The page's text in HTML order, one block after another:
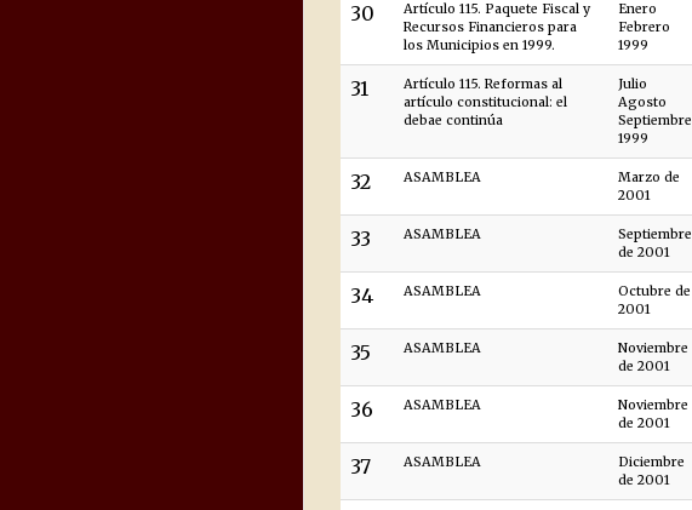
30
Artículo 115. Paquete Fiscal y
Recursos Financieros para
los Municipios en 1999.
Enero
Febrero
1999
31
Artículo 115. Reformas al
artículo constitucional: el
debae continúa
Julio
Agosto
Septiembre
1999
32 ASAMBLEA
Marzo de
2001
33 ASAMBLEA
Septiembre
de 2001
34 ASAMBLEA
Octubre de
2001
35 ASAMBLEA
Noviembre
de 2001
36 ASAMBLEA
Noviembre
de 2001
37 ASAMBLEA
Diciembre
de 2001